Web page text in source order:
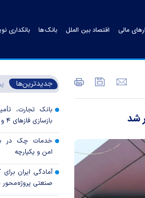
مالی اقتصاد بین الملل بانک‌ها بانکداری
شد
جدیدترین‌ها
بانک تجارت،
بازسازی فاز‌های ۴ و ۵ پارس جنوبی
خدمات چک در
امن و یکپارچه
آمادگی ایران
صنعتی